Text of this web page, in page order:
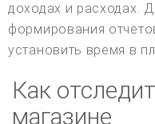
доходах и расходах.
формирования
установить время в
Как
магазине